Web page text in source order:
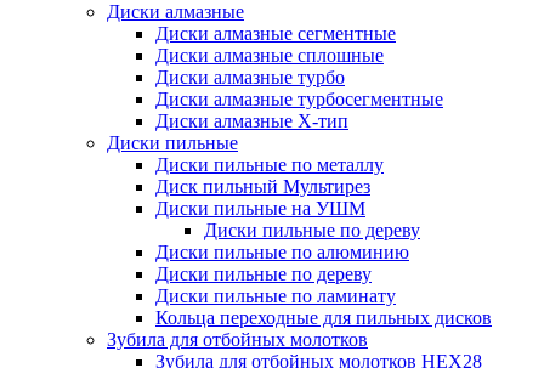
Диски алмазные
Диски алмазные сегментные
Диски алмазные сплошные
Диски алмазные турбо
Диски алмазные турбосегментные
Диски алмазные Х-тип
Диски пильные
Диски пильные по металлу
Диск пильный Мультирез
Диски пильные на УШМ
Диски пильные по дереву
Диски пильные по алюминию
Диски пильные по дереву
Диски пильные по ламинату
Кольца переходные для пильных дисков
Зубила для отбойных молотков
Зубила для отбойных молотков HEX28